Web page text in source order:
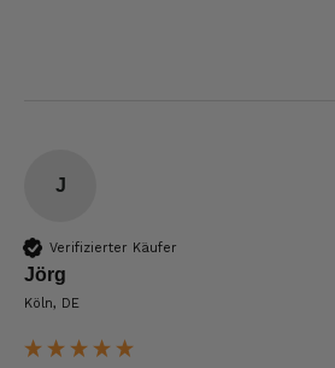
J
Verifizierter Käufer
Jörg
Köln, DE